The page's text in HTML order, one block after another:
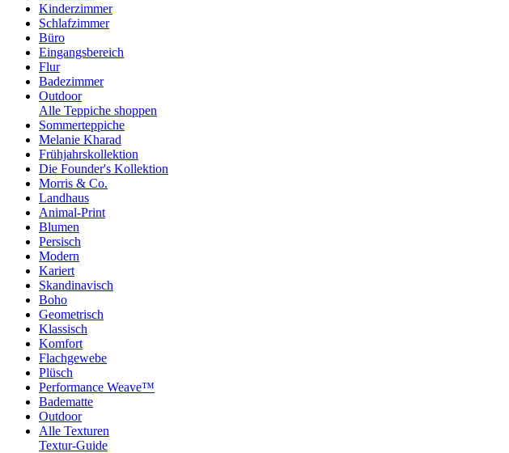
Kinderzimmer
Schlafzimmer
Büro
Eingangsbereich
Flur
Badezimmer
Outdoor
Alle Teppiche shoppen
Sommerteppiche
Melanie Kharad
Frühjahrskollektion
Die Founder's Kollektion
Morris & Co.
Landhaus
Animal-Print
Blumen
Persisch
Modern
Kariert
Skandinavisch
Boho
Geometrisch
Klassisch
Komfort
Flachgewebe
Plüsch
Performance Weave™
Badematte
Outdoor
Alle Texturen
Textur-Guide